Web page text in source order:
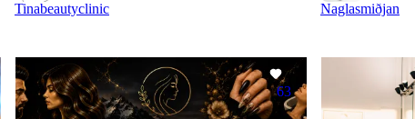
Tinabeautyclinic Naglasmiðjan
63